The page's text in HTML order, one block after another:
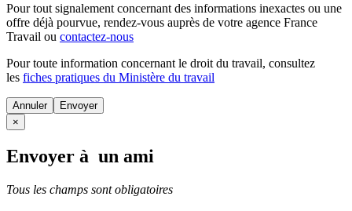
Pour tout signalement concernant des informations inexactes ou une
offre déjà pourvue, rendez-vous auprès de votre agence France
Travail ou contactez-nous
Pour toute information concernant le droit du travail, consultez
les fiches pratiques du Ministère du travail
Annuler
×
Envoyer à un ami
Tous les champs sont obligatoires